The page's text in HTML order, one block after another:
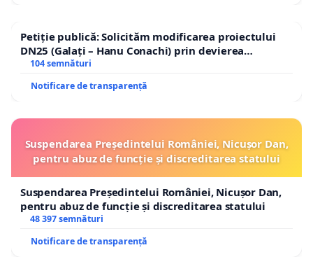
Petiție publică: Solicităm modificarea proiectului
DN25 (Galați – Hanu Conachi) prin devierea
traseului în afara localităților!
104 semnături
Notificare de transparență
Suspendarea Președintelui României, Nicușor Dan,
pentru abuz de funcție și discreditarea statului
Suspendarea Președintelui României, Nicușor Dan,
pentru abuz de funcție și discreditarea statului
48 397 semnături
Notificare de transparență